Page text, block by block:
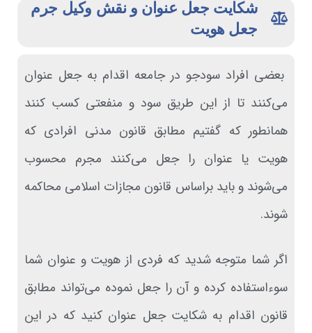
شکایت جعل عنوان و نقش وکیل جرم
جعل هویت
بعضی افراد سودجو در جامعه اقدام به جعل عنوان
می‌کنند تا از این طریق سود و منفعتی کسب کنند
همانطور که گفتیم مطابق قانون مدنی افرادی که
هویت یا عنوان را جعل می‌کنند مجرم محسوب
می‌شوند و باید براساس قانون مجازات اسلامی محاکمه
شوند.
اگر شما متوجه شدید که فردی از هویت و عنوان شما
سوءاستفاده کرده و آن را جعل نموده می‌تواند مطابق
قانون اقدام به شکایت جعل عنوان کنید که در این